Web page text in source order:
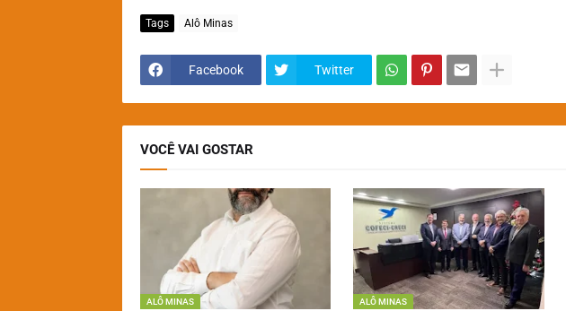
Tags Alô Minas
Facebook Twitter
VOCÊ VAI GOSTAR
ALÔ MINAS ALÔ MINAS